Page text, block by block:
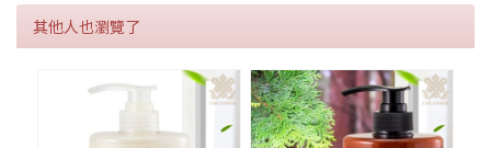
其他人也瀏覽了